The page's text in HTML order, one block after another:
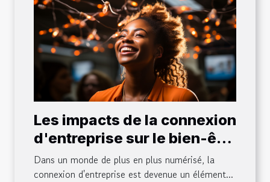
Les impacts de la connexion
d'entreprise sur le bien-être
des employés
Dans un monde de plus en plus numérisé, la
connexion d'entreprise est devenue un élément...